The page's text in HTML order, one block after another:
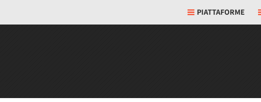
PIATTAFORME